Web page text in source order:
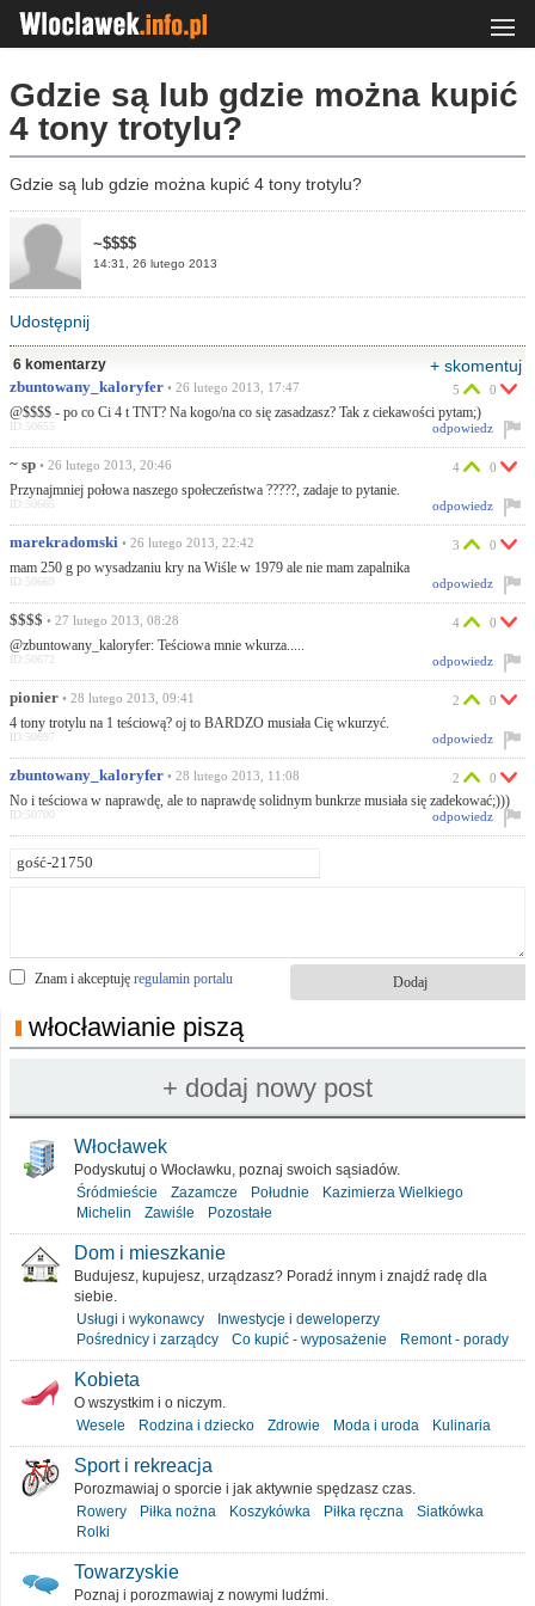
Gdzie są lub gdzie można kupić
4 tony trotylu?
Gdzie są lub gdzie można kupić 4 tony trotylu?
~$$$$
14:31, 26 lutego 2013
Udostępnij
6 komentarzy + skomentuj
zbuntowany_kaloryfer • 26 lutego 2013, 17:47
@$$$$ - po co Ci 4 t TNT? Na kogo/na co się zasadzasz? Tak z ciekawości pytam;)
5 0
odpowiedz
ID:50655
~ sp • 26 lutego 2013, 20:46
Przynajmniej połowa naszego społeczeństwa ?????, zadaje to pytanie.
4 0
odpowiedz
ID:50665
marekradomski • 26 lutego 2013, 22:42
mam 250 g po wysadzaniu kry na Wiśle w 1979 ale nie mam zapalnika
3 0
odpowiedz
ID:50669
$$$$ • 27 lutego 2013, 08:28
@zbuntowany_kaloryfer: Teściowa mnie wkurza.....
4 0
odpowiedz
ID:50672
pionier • 28 lutego 2013, 09:41
4 tony trotylu na 1 teściową? oj to BARDZO musiała Cię wkurzyć.
2 0
odpowiedz
ID:50697
zbuntowany_kaloryfer • 28 lutego 2013, 11:08
No i teściowa w naprawdę, ale to naprawdę solidnym bunkrze musiała się zadekować;)))
2 0
odpowiedz
ID:50700
Znam i akceptuję regulamin portalu
włocławianie piszą
Włocławek
Podyskutuj o Włocławku, poznaj swoich sąsiadów.
Śródmieście
Zazamcze Południe
Kazimierza Wielkiego
Michelin
Zawiśle Pozostałe
Dom i mieszkanie
Budujesz, kupujesz, urządzasz? Poradź innym i znajdź radę dla
siebie.
Usługi i wykonawcy
Inwestycje i deweloperzy
Pośrednicy i zarządcy
Co kupić - wyposażenie Remont - porady
Kobieta
O wszystkim i o niczym.
Wesele
Rodzina i dziecko Zdrowie Moda i uroda Kulinaria
Sport i rekreacja
Porozmawiaj o sporcie i jak aktywnie spędzasz czas.
Rowery
Piłka nożna Koszykówka Piłka ręczna
Siatkówka
Rolki
Towarzyskie
Poznaj i porozmawiaj z nowymi ludźmi.